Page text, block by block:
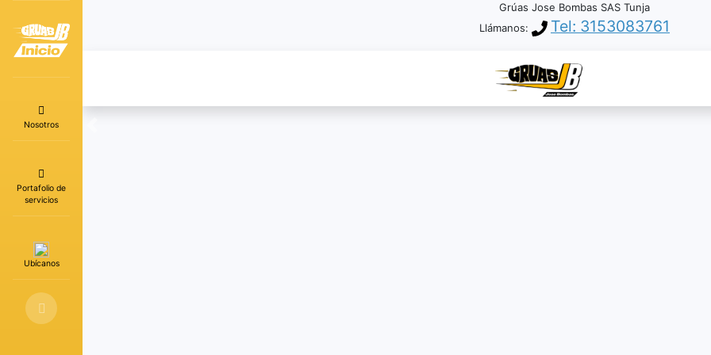
Nosotros
Portafolio de
servicios
Ubícanos
Grúas Jose Bombas SAS Tunja
Llámanos:
Tel: 3153083761